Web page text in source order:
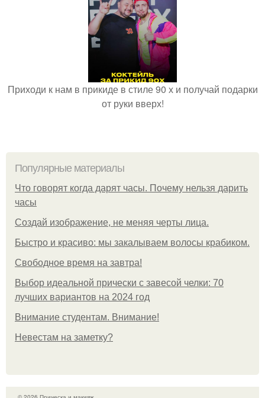
Приходи к нам в прикиде в стиле 90 х и получай подарки
от руки вверх!
Популярные материалы
Что говорят когда дарят часы. Почему нельзя дарить
часы
Создай изображение, не меняя черты лица.
Быстро и красиво: мы закалываем волосы крабиком.
Свободное время на завтра!
Выбор идеальной прически с завесой челки: 70
лучших вариантов на 2024 год
Внимание студентам. Внимание!
Невестам на заметку?